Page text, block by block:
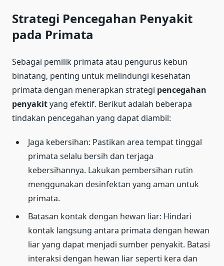
Strategi Pencegahan Penyakit
pada Primata
Sebagai pemilik primata atau pengurus kebun
binatang, penting untuk melindungi kesehatan
primata dengan menerapkan strategi pencegahan
penyakityang efektif. Berikut adalah beberapa
tindakan pencegahan yang dapat diambil:
Jaga kebersihan: Pastikan area tempat tinggal
primata selalu bersih dan terjaga
kebersihannya. Lakukan pembersihan rutin
menggunakan desinfektan yang aman untuk
primata.
Batasan kontak dengan hewan liar: Hindari
kontak langsung antara primata dengan hewan
liar yang dapat menjadi sumber penyakit. Batasi
interaksi dengan hewan liar seperti kera dan